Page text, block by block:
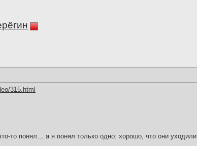
315.html
то понял… а я понял только одно: хорошо, что они уходили.